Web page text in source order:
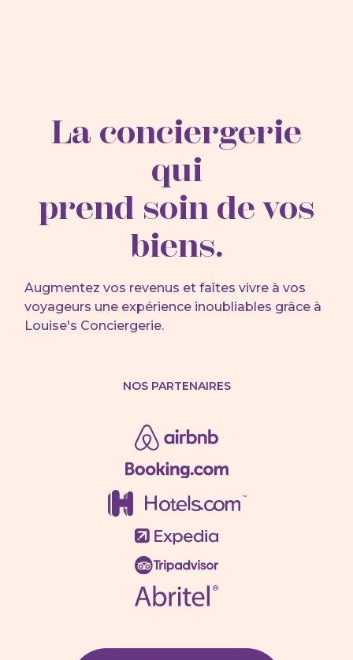
La conciergerie
qui
prend soin de vos
biens.
Augmentez vos revenus et faîtes vivre à vos
voyageurs une expérience inoubliables grâce à
Louise's Conciergerie.
NOS PARTENAIRES